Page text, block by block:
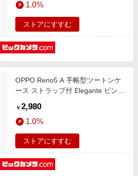
1.0%
ストアにすすむ
OPPO Reno5 A 手帳型ツートンケ
ース ストラップ付 Elegante ピン
￥ 2,980
1.0%
ストアにすすむ